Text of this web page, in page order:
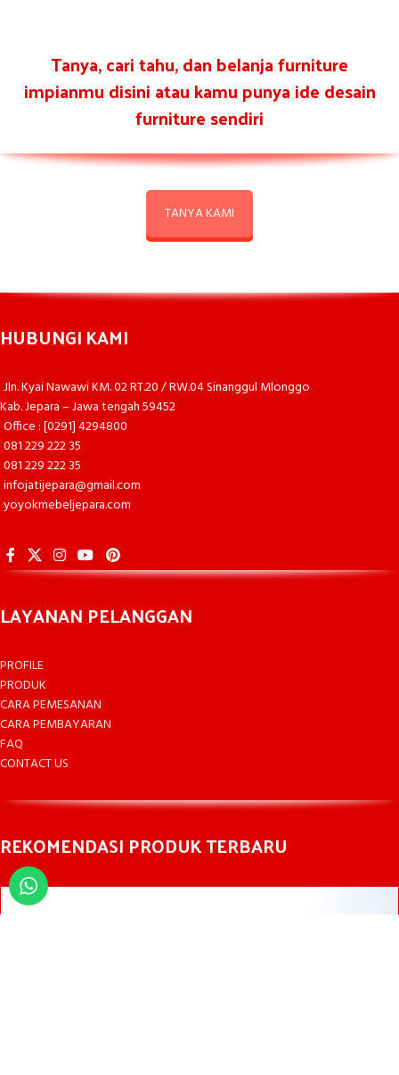
Tanya, cari tahu, dan belanja furniture
impianmu disini atau kamu punya ide desain
furniture sendiri
TANYA KAMI
HUBUNGI KAMI
Jln. Kyai Nawawi KM. 02 RT.20 / RW.04 Sinanggul Mlonggo
Kab. Jepara – Jawa tengah 59452
Office : [0291] 4294800
081 229 222 35
081 229 222 35
infojatijepara@gmail.com
yoyokmebeljepara.com
LAYANAN PELANGGAN
PROFILE
PRODUK
CARA PEMESANAN
CARA PEMBAYARAN
FAQ
CONTACT US
REKOMENDASI PRODUK TERBARU